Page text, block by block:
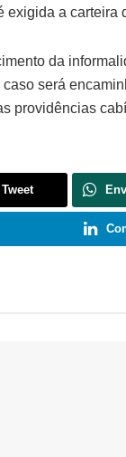
exigida a carteira
da
será
providências
Tweet